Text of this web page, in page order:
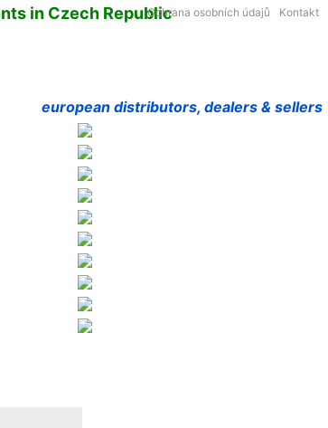
in Czech Republic
european distributors, dealers & sellers
Ochrana osobních údajů Kontakt